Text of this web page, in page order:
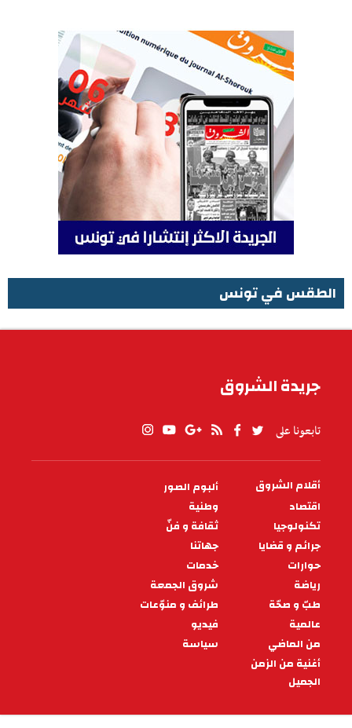
الطقس في تونس
جريدة الشروق
تابعونا على
PIED
DE
PAGE
أقلام الشروق
ألبوم الصور
اقتصاد
وطنية
تكنولوجيا
ثقافة و فنّ
جرائم و قضايا
جهاتنا
حوارات
خدمات
رياضة
شروق الجمعة
طبّ و صحّة
طرائف و منوّعات
عالمية
فيديو
من الماضي
سياسة
أغنية من الزمن
الجميل